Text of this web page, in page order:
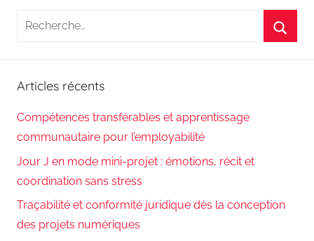
Recherche
Articles récents
Compétences transférables et apprentissage
communautaire pour l’employabilité
Jour J en mode mini-projet : émotions, récit et
coordination sans stress
Traçabilité et conformité juridique dès la conception
des projets numériques